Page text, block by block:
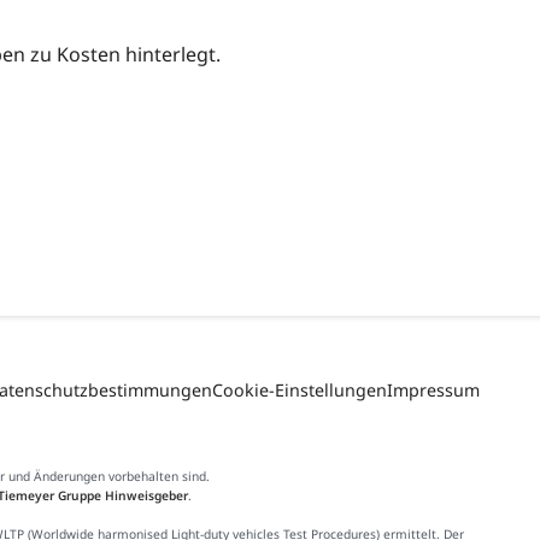
zu Kosten hinterlegt.
Cookie-EinstellungenImpressum
Änderungen vorbehalten sind.
Gruppe Hinweisgeber.
(Worldwide harmonised Light-duty vehicles Test Procedures) ermittelt. Der